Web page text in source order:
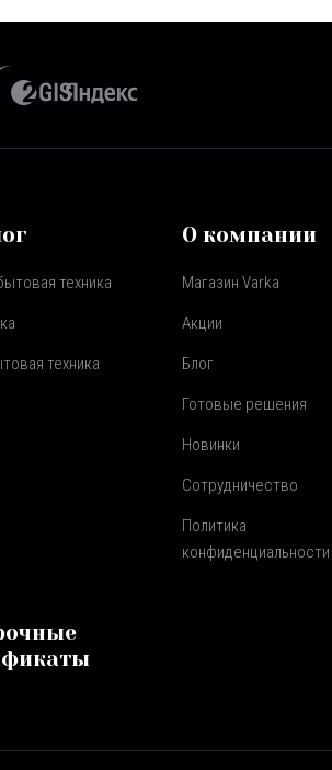
техника
техника
О компании
Магазин Varka
Акции
Блог
Готовые решения
Новинки
Сотрудничество
Политика
конфиденциальности